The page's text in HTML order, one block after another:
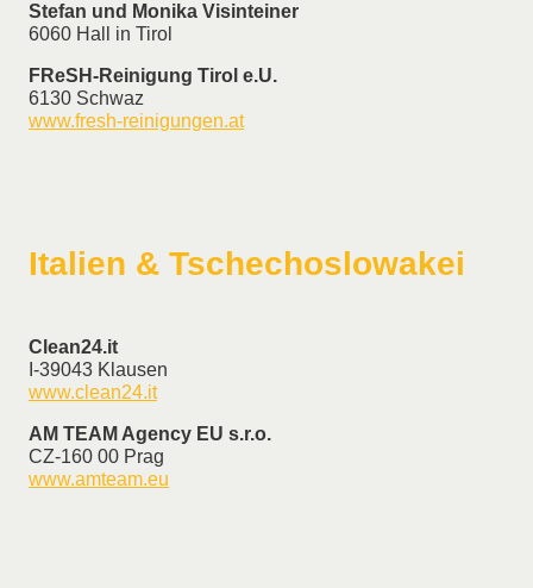
Stefan und Monika Visinteiner
6060 Hall in Tirol
FReSH-Reinigung Tirol e.U.
6130 Schwaz
www.fresh-reinigungen.at
Italien & Tschechoslowakei
Clean24.it
I-39043 Klausen
www.clean24.it
AM TEAM Agency EU s.r.o.
CZ-160 00 Prag
www.amteam.eu